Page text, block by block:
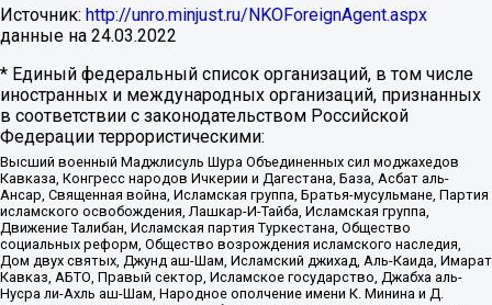
Источник: http://unro.minjust.ru/NKOForeignAgent.aspx
данные на 24.03.2022
* Единый федеральный список организаций, в том числе
иностранных и международных организаций, признанных
в соответствии с законодательством Российской
Федерации террористическими:
Высший военный Маджлисуль Шура Объединенных сил моджахедов
Кавказа, Конгресс народов Ичкерии и Дагестана, База, Асбат аль-
Ансар, Священная война, Исламская группа, Братья-мусульмане, Партия
исламского освобождения, Лашкар-И-Тайба, Исламская группа,
Движение Талибан, Исламская партия Туркестана, Общество
социальных реформ, Общество возрождения исламского наследия,
Дом двух святых, Джунд аш-Шам, Исламский джихад, Аль-Каида, Имарат
Кавказ, АБТО, Правый сектор, Исламское государство, Джабха аль-
Нусра ли-Ахль аш-Шам, Народное ополчение имени К. Минина и Д.